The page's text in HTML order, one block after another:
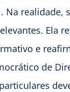
Na realidade,
Ela
e
de